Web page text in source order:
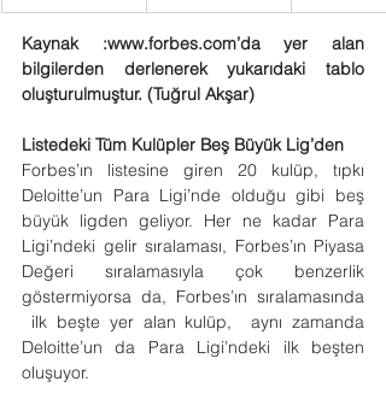
Kaynak :www.forbes.com’da yer alan
bilgilerden derlenerek yukarıdaki tablo
oluşturulmuştur. (Tuğrul Akşar)
Listedeki Tüm Kulüpler Beş Büyük Lig’den
Forbes’ın listesine giren 20 kulüp, tıpkı
Deloitte’un Para Ligi’nde olduğu gibi beş
büyük ligden geliyor. Her ne kadar Para
Ligi’ndeki gelir sıralaması, Forbes’ın Piyasa
Değeri sıralamasıyla çok benzerlik
göstermiyorsa da, Forbes’ın sıralamasında
ilk beşte yer alan kulüp,  aynı zamanda
Deloitte’un da Para Ligi’ndeki ilk beşten
oluşuyor.